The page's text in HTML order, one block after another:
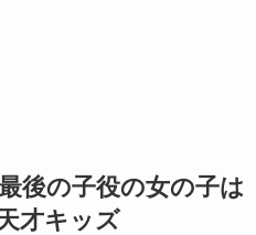
後の子役の女の子は
才キッズ